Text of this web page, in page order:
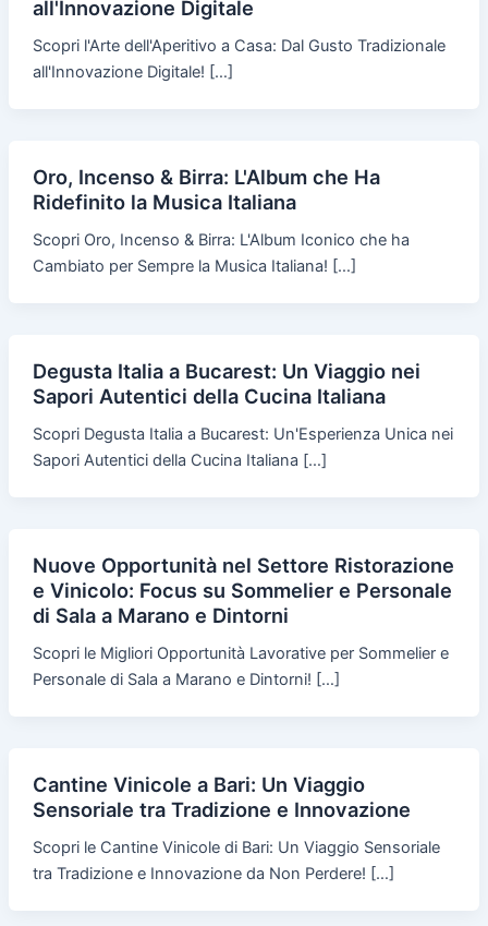
all'Innovazione Digitale
Scopri l'Arte dell'Aperitivo a Casa: Dal Gusto Tradizionale
all'Innovazione Digitale! […]
Oro, Incenso & Birra: L'Album che Ha
Ridefinito la Musica Italiana
Scopri Oro, Incenso & Birra: L'Album Iconico che ha
Cambiato per Sempre la Musica Italiana! […]
Degusta Italia a Bucarest: Un Viaggio nei
Sapori Autentici della Cucina Italiana
Scopri Degusta Italia a Bucarest: Un'Esperienza Unica nei
Sapori Autentici della Cucina Italiana […]
Nuove Opportunità nel Settore Ristorazione
e Vinicolo: Focus su Sommelier e Personale
di Sala a Marano e Dintorni
Scopri le Migliori Opportunità Lavorative per Sommelier e
Personale di Sala a Marano e Dintorni! […]
Cantine Vinicole a Bari: Un Viaggio
Sensoriale tra Tradizione e Innovazione
Scopri le Cantine Vinicole di Bari: Un Viaggio Sensoriale
tra Tradizione e Innovazione da Non Perdere! […]